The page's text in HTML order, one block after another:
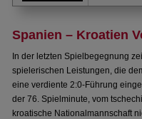
Spanien – Kroatien
In der letzten Spielbegegnung
spielerischen Leistungen, die
eine verdiente 2:0-Führung
der 76. Spielminute, vom
kroatische Nationalmannschaft